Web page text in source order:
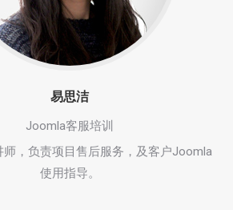
易思洁
Joomla客服培训
，负责项目售后服务，及客户Joomla
使用指导。